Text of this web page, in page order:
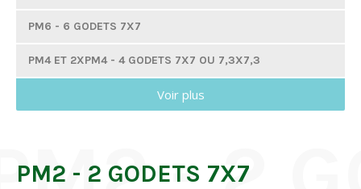
PM6 - 6 GODETS 7X7
PM4 ET 2XPM4 - 4 GODETS 7X7 OU 7,3X7,3
PM3 ET 2XPM3 - 3 GODETS 7X7 OU 7,3X7,3
Voir plus
PM2 - 2 GODETS 7X7